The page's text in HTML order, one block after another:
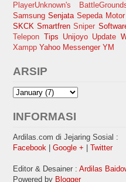
PlayerUnknown's
Samsung Senjata Sepeda Motor
SKCK Smartfren Sniper
Telepon Tips Unijoyo Update
Xampp Yahoo Messenger YM
ARSIP
INFORMASI
Ardilas.com di Jejaring Sosial :
Facebook |Google + |Twitter
Editor & Desainer :Ardilas
Powered by Blogger